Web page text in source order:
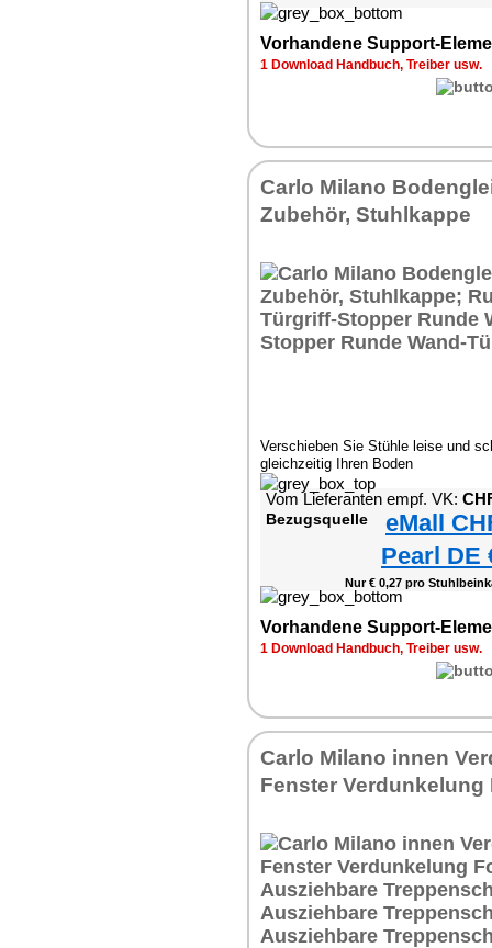
Vorhandene Support-
1 Download Handbuch, Treiber usw.
Carlo Milano
Zubehör, Stuhlkappe
Verschieben Sie Stühle leise und
gleichzeitig Ihren Boden
Vom Lieferanten empf. VK:
Bezugsquelle
eMall
Pearl DE
Nur € 0,27 pro
Vorhandene Support-
1 Download Handbuch, Treiber usw.
Carlo Milano innen
Fenster Verdunkelung